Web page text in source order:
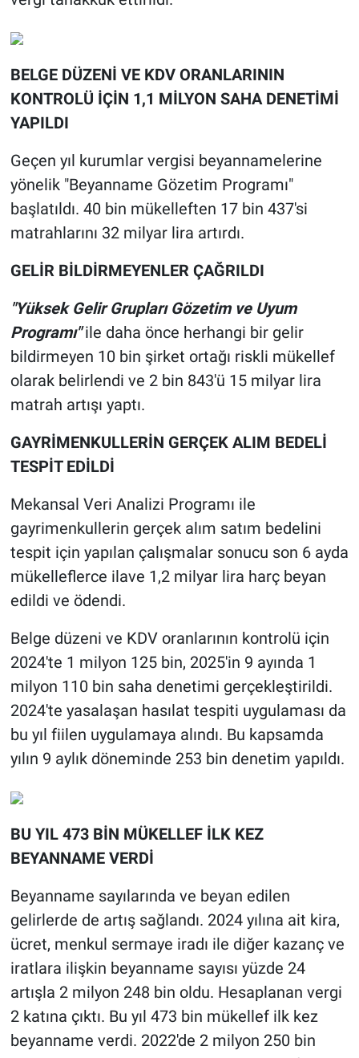
BELGE DÜZENİ VE KDV ORANLARININ
KONTROLÜ İÇİN 1,1 MİLYON SAHA DENETİMİ
YAPILDI
Geçen yıl kurumlar vergisi beyannamelerine
yönelik "Beyanname Gözetim Programı"
başlatıldı. 40 bin mükelleften 17 bin 437'si
matrahlarını 32 milyar lira artırdı.
GELİR BİLDİRMEYENLER ÇAĞRILDI
"Yüksek Gelir Grupları Gözetim ve Uyum
Programı"ile daha önce herhangi bir gelir
bildirmeyen 10 bin şirket ortağı riskli mükellef
olarak belirlendi ve 2 bin 843'ü 15 milyar lira
matrah artışı yaptı.
GAYRİMENKULLERİN GERÇEK ALIM BEDELİ
TESPİT EDİLDİ
Mekansal Veri Analizi Programı ile
gayrimenkullerin gerçek alım satım bedelini
tespit için yapılan çalışmalar sonucu son 6 ayda
mükelleflerce ilave 1,2 milyar lira harç beyan
edildi ve ödendi.
Belge düzeni ve KDV oranlarının kontrolü için
2024'te 1 milyon 125 bin, 2025'in 9 ayında 1
milyon 110 bin saha denetimi gerçekleştirildi.
2024'te yasalaşan hasılat tespiti uygulaması da
bu yıl fiilen uygulamaya alındı. Bu kapsamda
yılın 9 aylık döneminde 253 bin denetim yapıldı.
BU YIL 473 BİN MÜKELLEF İLK KEZ
BEYANNAME VERDİ
Beyanname sayılarında ve beyan edilen
gelirlerde de artış sağlandı. 2024 yılına ait kira,
ücret, menkul sermaye iradı ile diğer kazanç ve
iratlara ilişkin beyanname sayısı yüzde 24
artışla 2 milyon 248 bin oldu. Hesaplanan vergi
2 katına çıktı. Bu yıl 473 bin mükellef ilk kez
beyanname verdi. 2022'de 2 milyon 250 bin